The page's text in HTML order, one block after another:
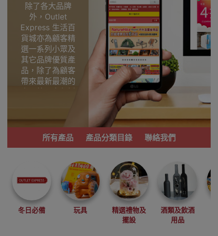
除了各大品牌
外，Outlet
Express 生活百
貨城亦為顧客精
選一系列小眾及
其它品牌優質產
品，除了為顧客
帶來最新最潮的
產品外，亦包括
功能齊備的產
品。
我們每月會固定
尋找最更新、最
潮、有特色而且
優惠的優質產
品，從用家的角
度為你帶來你的
最好選擇。
所有產品 產品分類目錄 聯絡我們
冬日必備 玩具
精選禮物及
擺設
酒類及飲酒
用品